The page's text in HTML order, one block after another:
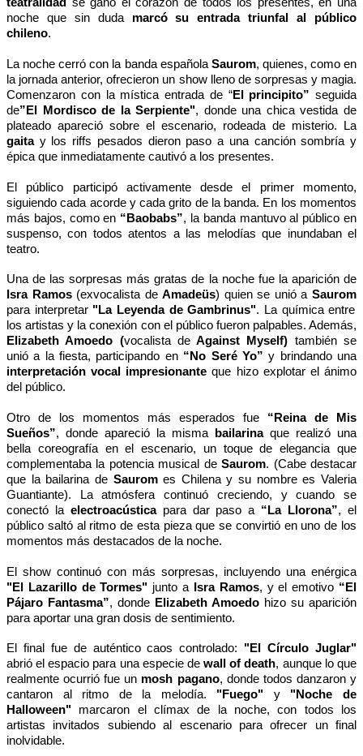
noche que sin duda marcó su entrada triunfal al público
chileno.
La noche cerró con la banda españolaSaurom, quienes, como en
la jornada anterior, ofrecieron un show lleno de sorpresas y magia.
Comenzaron con la mística entrada de “El principito” seguida
de”El Mordisco de la Serpiente", donde una chica vestida de
plateado apareció sobre el escenario, rodeada de misterio. La
gaitay los riffs pesados dieron paso a una canción sombría y
épica que inmediatamente cautivó a los presentes.
El público participó activamente desde el primer momento,
siguiendo cada acorde y cada grito de la banda. En los momentos
más bajos, como en “Baobabs”, la banda mantuvo al público en
suspenso, con todos atentos a las melodías que inundaban el
teatro.
Una de las sorpresas más gratas de la noche fue la aparición de
Isra Ramos(exvocalista deAmadeüs) quien se unió aSaurom
para interpretar "La Leyenda de Gambrinus". La química entre
los artistas y la conexión con el público fueron palpables. Además,
Elizabeth Amoedo (vocalista deAgainst Myself) también se
unió a la fiesta, participando en “No Seré Yo” y brindando una
interpretación vocal impresionante que hizo explotar el ánimo
del público.
Otro de los momentos más esperados fue “Reina de Mis
Sueños”, donde apareció la misma bailarinaque realizó una
bella coreografía en el escenario, un toque de elegancia que
complementaba la potencia musical deSaurom. (Cabe destacar
que la bailarina de Sauromes Chilena y su nombre es Valeria
Guantiante). La atmósfera continuó creciendo, y cuando se
conectó la electroacústicapara dar paso a “La Llorona”, el
público saltó al ritmo de esta pieza que se convirtió en uno de los
momentos más destacados de la noche.
El show continuó con más sorpresas, incluyendo una enérgica
"El Lazarillo de Tormes" junto a Isra Ramos, y el emotivo “El
Pájaro Fantasma”, donde Elizabeth Amoedo hizo su aparición
para aportar una gran dosis de sentimiento.
El final fue de auténtico caos controlado: "El Círculo Juglar"
abrió el espacio para una especie dewall of death, aunque lo que
realmente ocurrió fue un mosh pagano, donde todos danzaron y
cantaron al ritmo de la melodía. "Fuego" y "Noche de
Halloween" marcaron el clímax de la noche, con todos los
artistas invitados subiendo al escenario para ofrecer un final
inolvidable.